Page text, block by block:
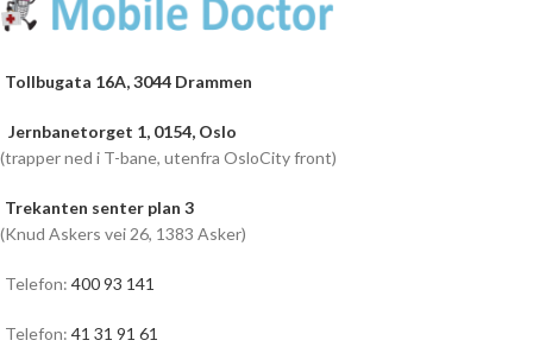
Tollbugata 16A, 3044 Drammen
Jernbanetorget 1, 0154, Oslo
(trapper ned i T-bane, utenfra OsloCity front)
Trekanten senter plan 3
(Knud Askers vei 26, 1383 Asker)
Telefon: 400 93 141
Telefon: 41 31 91 61